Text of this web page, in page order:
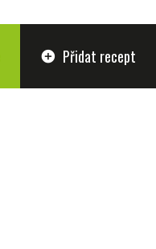
add_circle Přidat recept